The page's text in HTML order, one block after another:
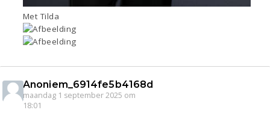
Met Tilda
Anoniem_6914fe5b4168d
maandag 1 september 2025 om
18:01